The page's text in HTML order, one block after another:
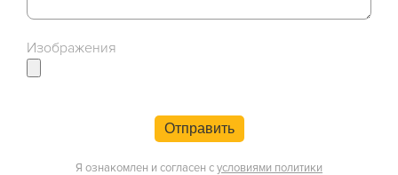
Изображения
Отправить
Я ознакомлен и согласен сусловиями политики